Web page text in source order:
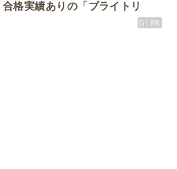
格実績ありの「ブライトリ